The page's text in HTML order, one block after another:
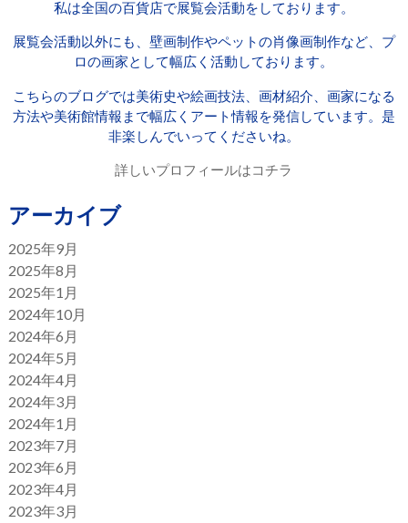
私は全国の百貨店で展覧会活動をしております。
展覧会活動以外にも、壁画制作やペットの肖像画制作など、プ
ロの画家として幅広く活動しております。
こちらのブログでは美術史や絵画技法、画材紹介、画家になる
方法や美術館情報まで幅広くアート情報を発信しています。是
非楽しんでいってくださいね。
詳しいプロフィールはコチラ
アーカイブ
2025年9月
2025年8月
2025年1月
2024年10月
2024年6月
2024年5月
2024年4月
2024年3月
2024年1月
2023年7月
2023年6月
2023年4月
2023年3月